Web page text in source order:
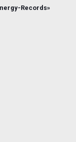
Records»